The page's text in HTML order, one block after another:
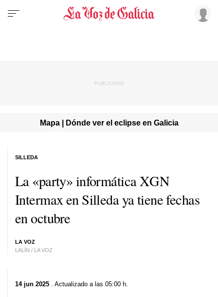
Mapa | Dónde ver el eclipse en Galicia
La «party» informática XGN
Intermax en Silleda ya tiene fechas
en octubre
LA VOZ
LALÍN / LA VOZ
SILLEDA
14 jun 2025 . Actualizado a las 05:00 h.